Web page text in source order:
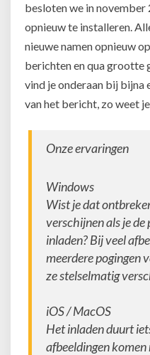
besloten we in
opnieuw te installeren.
nieuwe namen opnieuw
berichten en qua grootte
vind je onderaan bij bijna
van het bericht, zo weet
Onze ervaringen
Windows
Wist je dat
verschijnen als je
inladen? Bij veel
meerdere pogingen
ze stelselmatig
iOS / MacOS
Het inladen duurt
afbeeldingen